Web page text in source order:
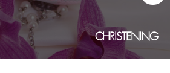
CHRISTENING